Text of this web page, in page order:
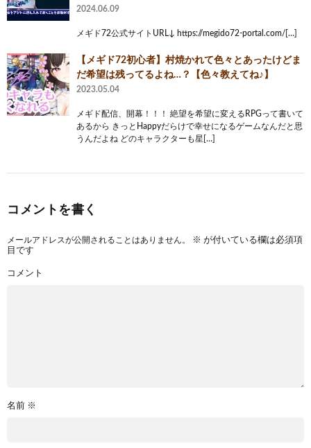
2024.06.09
メギド72公式サイトURL↓ https://megido72-portal.com/[…]
【メギド72初心者】村焼かれて色々とあったけどま
だ希望は残ってるよね…？【色々教えてね♪】
2023.05.04
メギド配信、開幕！！！ 絶望を希望に変えるRPGって書いて
あるから きっとHappyだらけで幸せになるゲームなんだと思
うんだよね どのキャラクターも星[…]
コメントを書く
メールアドレスが公開されることはありません。 ※ が付いている欄は必須項
目です
コメント
名前 ※